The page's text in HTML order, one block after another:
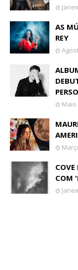
AS
REY
Maio
COVE
COM